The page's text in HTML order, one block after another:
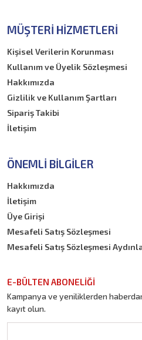
MÜŞTERI HIZMETLERI
Kişisel Verilerin Korunması
Kullanım ve Üyelik Sözleşmesi
Hakkımızda
Gizlilik ve Kullanım Şartları
Sipariş Takibi
İletişim
ÖNEMLI BILGILER
Hakkımızda
İletişim
Üye Girişi
Mesafeli Satış Sözleşmesi
Mesafeli Satış Sözleşmesi
E-BÜLTEN ABONELİĞİ
Kampanya ve yeniliklerden
kayıt olun.